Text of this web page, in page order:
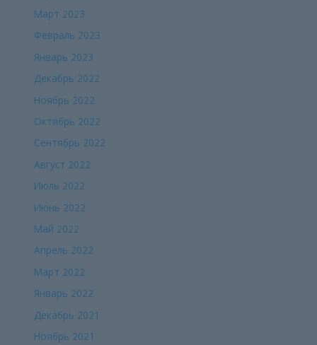
Март 2023
Февраль 2023
Январь 2023
Декабрь 2022
Ноябрь 2022
Октябрь 2022
Сентябрь 2022
Август 2022
Июль 2022
Июнь 2022
Май 2022
Апрель 2022
Март 2022
Январь 2022
Декабрь 2021
Ноябрь 2021